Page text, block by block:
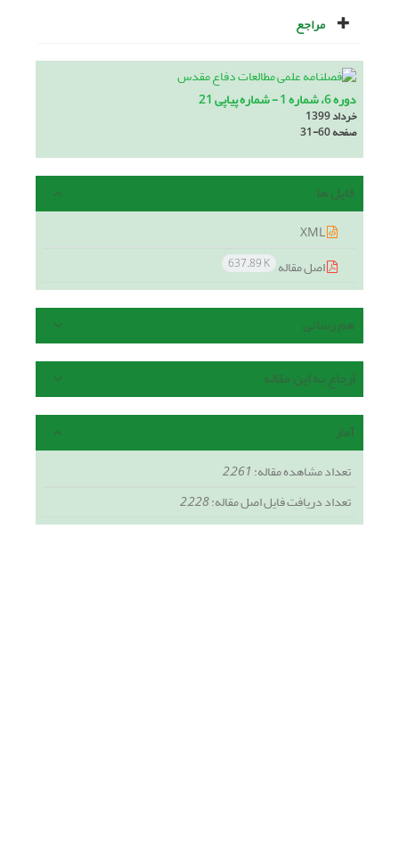
مراجع
دوره 6، شماره 1 - شماره پیاپی 21
خرداد 1399
صفحه31-60
فایل ها
اصل مقاله 637.89 K
هم رسانی
ارجاع به این مقاله
آمار
تعداد مشاهده مقاله:2,261
تعداد دریافت فایل اصل مقاله:2,228